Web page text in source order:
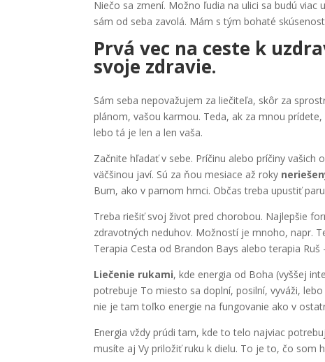
Niečo sa zmení. Možno ľudia na ulici sa budú
sám od seba zavolá. Mám s tým bohaté
Prvá vec na ceste k
svoje zdravie.
Sám seba nepovažujem za liečiteľa, skôr za
plánom, vašou karmou. Teda, ak za mnou
lebo tá je len a len vaša.
Začnite hľadať v sebe. Príčinu alebo príčiny
väčšinou javí. Sú za ňou mesiace až roky
Bum, ako v parnom hrnci. Občas treba upustiť
Treba riešiť svoj život pred chorobou. Najlepšie
zdravotných neduhov. Možností je mnoho, napr.
Terapia Cesta od Brandon Bays alebo terapia
Liečenie rukami, kde energia od Boha (vyššej
potrebuje To miesto sa doplní, posilní, vyváži,
nie je tam toľko energie na fungovanie ako v
Energia vždy prúdi tam, kde to telo najviac
musíte aj Vy priložiť ruku k dielu. To je to, čo som